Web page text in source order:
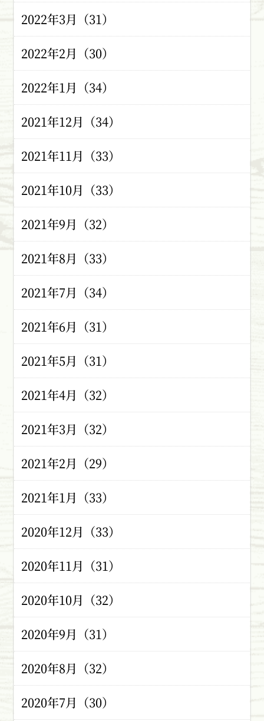
2022年3月（31）
2022年2月（30）
2022年1月（34）
2021年12月（34）
2021年11月（33）
2021年10月（33）
2021年9月（32）
2021年8月（33）
2021年7月（34）
2021年6月（31）
2021年5月（31）
2021年4月（32）
2021年3月（32）
2021年2月（29）
2021年1月（33）
2020年12月（33）
2020年11月（31）
2020年10月（32）
2020年9月（31）
2020年8月（32）
2020年7月（30）